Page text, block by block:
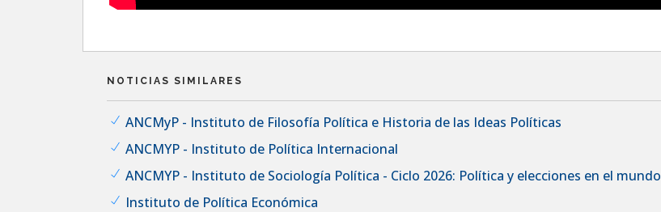
NOTICIAS SIMILARES
ANCMyP - Instituto de Filosofía Política e Historia de las Ideas Políticas
ANCMYP - Instituto de Política Internacional
ANCMYP - Instituto de Sociología Política - Ciclo 2026: Política y elecciones en el mundo
Instituto de Política Económica